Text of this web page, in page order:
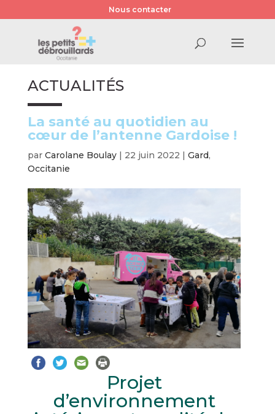
Nous contacter
ACTUALITÉS
La santé au quotidien au
cœur de l’antenne Gardoise !
par Carolane Boulay| 22 juin 2022 | Gard,
Occitanie
Projet
d’environnement